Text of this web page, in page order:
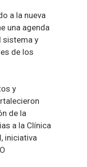
a la nueva
una agenda
sistema y
de los
y
de la
a la Clínica
iniciativa